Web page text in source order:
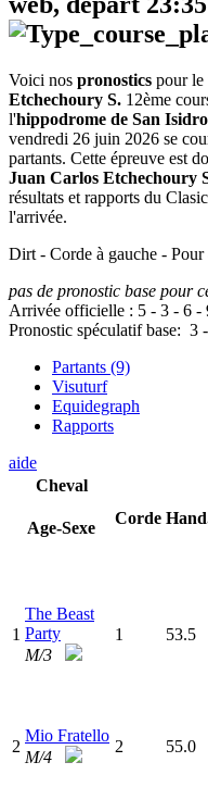
Voici nos pronostics pour le
Etchechoury S. 12ème
l'hippodrome de San Isidro
vendredi 26 juin 2026 se
partants. Cette épreuve est
Juan Carlos Etchechoury
résultats et rapports du
l'arrivée.
Dirt - Corde à gauche - Pour
pas de pronostic base pour
Arrivée officielle : 5 - 3 - 6 -
Pronostic spéculatif base: 3 -
Partants (9)
Visuturf
Equidegraph
Rapports
aide
Cheval
Age-Sexe
Corde
1
The Beast
Party
M/3
1 53.5
2
Mio Fratello
M/4
2 55.0